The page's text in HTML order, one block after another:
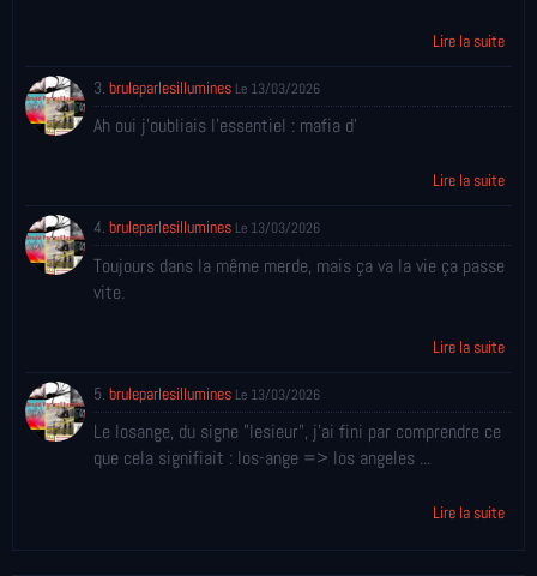
Lire la suite
3. bruleparlesillumines Le 13/03/2026
Ah oui j'oubliais l'essentiel : mafia d'
Lire la suite
4. bruleparlesillumines Le 13/03/2026
Toujours dans la même merde, mais ça va la vie ça passe
vite.
Lire la suite
5. bruleparlesillumines Le 13/03/2026
Le losange, du signe "lesieur", j'ai fini par comprendre ce
que cela signifiait : los-ange => los angeles ...
Lire la suite